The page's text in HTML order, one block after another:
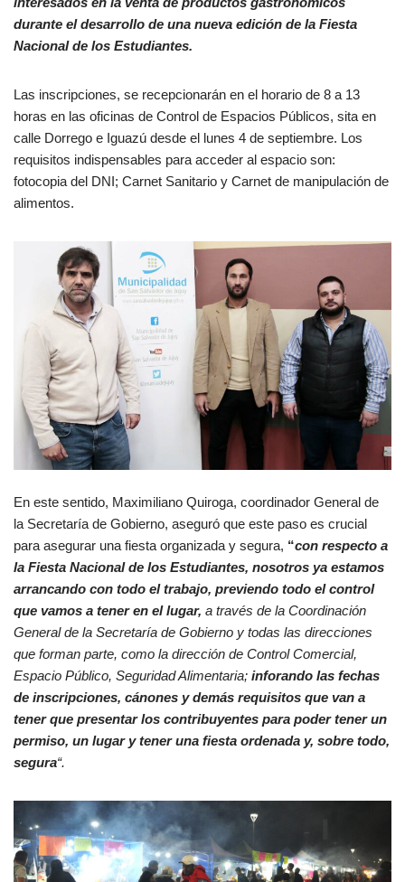
durante el desarrollo de una nueva edición de la Fiesta
Nacional de los Estudiantes.
Las inscripciones, se recepcionarán en el horario de 8 a 13
horas en las oficinas de Control de Espacios Públicos, sita en
calle Dorrego e Iguazú desde el lunes 4 de septiembre. Los
requisitos indispensables para acceder al espacio son:
fotocopia del DNI; Carnet Sanitario y Carnet de manipulación de
alimentos.
En este sentido, Maximiliano Quiroga, coordinador General de
la Secretaría de Gobierno, aseguró que este paso es crucial
para asegurar una fiesta organizada y segura, “con respecto a
la Fiesta Nacional de los Estudiantes, nosotros ya estamos
arrancando con todo el trabajo, previendo todo el control
que vamos a tener en el lugar, a través de la Coordinación
General de la Secretaría de Gobierno y todas las direcciones
que forman parte, como la dirección de Control Comercial,
Espacio Público, Seguridad Alimentaria; inforando las fechas
de inscripciones, cánones y demás requisitos que van a
tener que presentar los contribuyentes para poder tener un
permiso, un lugar y tener una fiesta ordenada y, sobre todo,
segura“.